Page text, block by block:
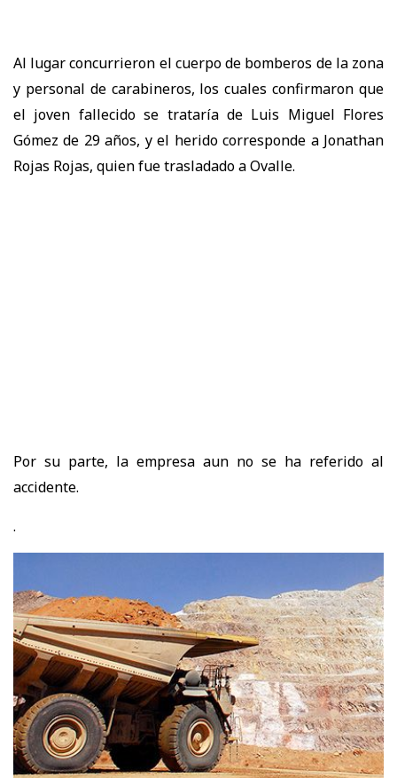
Al lugar concurrieron el cuerpo de bomberos de la zona
y personal de carabineros, los cuales confirmaron que
el joven fallecido se trataría de Luis Miguel Flores
Gómez de 29 años, y el herido corresponde a Jonathan
Rojas Rojas, quien fue trasladado a Ovalle.
Por su parte, la empresa aun no se ha referido al
accidente.
.